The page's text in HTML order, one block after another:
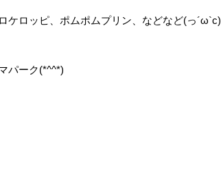
ケロッピ、ポムポムプリン、などなど(っ´ω`c)
パーク(*^^*)